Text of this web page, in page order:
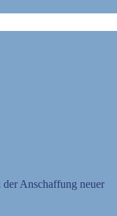
Anschaffung neuer